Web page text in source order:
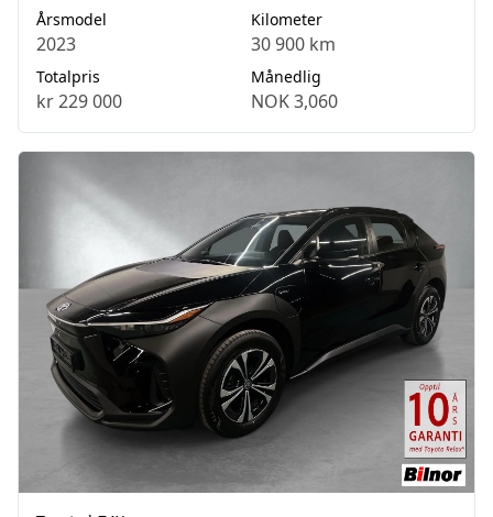
Årsmodel
2023
Kilometer
30 900 km
Totalpris
kr 229 000
Månedlig
NOK 3,060